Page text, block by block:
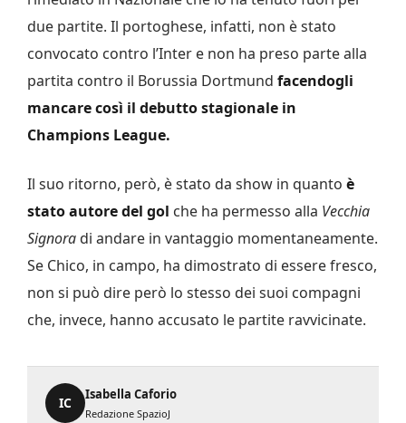
due partite. Il portoghese, infatti, non è stato
convocato contro l’Inter e non ha preso parte alla
partita contro il Borussia Dortmund facendogli
mancare così il debutto stagionale in
Champions League.
Il suo ritorno, però, è stato da show in quanto è
stato autore del gol che ha permesso alla Vecchia
Signora di andare in vantaggio momentaneamente.
Se Chico, in campo, ha dimostrato di essere fresco,
non si può dire però lo stesso dei suoi compagni
che, invece, hanno accusato le partite ravvicinate.
IC
Isabella Caforio
Redazione SpazioJ